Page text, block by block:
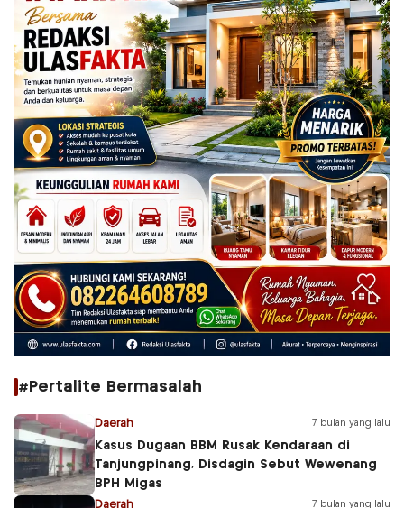
#Pertalite Bermasalah
Daerah 7 bulan yang lalu
Kasus Dugaan BBM Rusak Kendaraan di
Tanjungpinang, Disdagin Sebut Wewenang
BPH Migas
Daerah 7 bulan yang lalu